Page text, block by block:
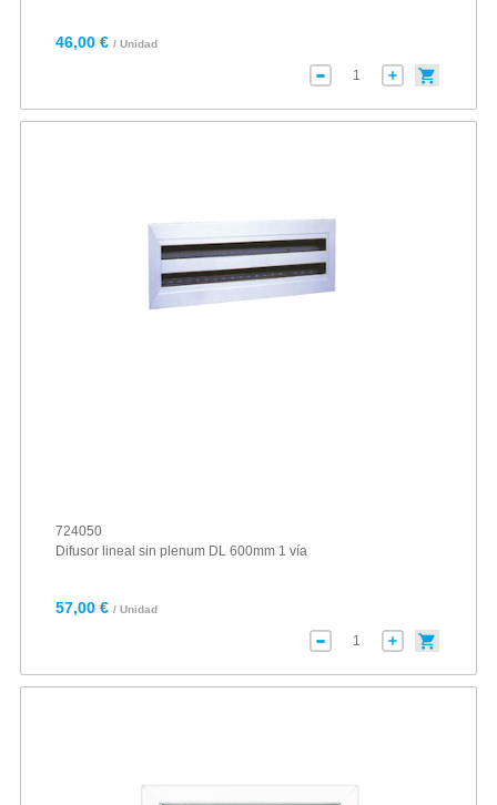
46,00 € / Unidad
724050
Difusor lineal sin plenum DL 600mm 1 vía
57,00 € / Unidad